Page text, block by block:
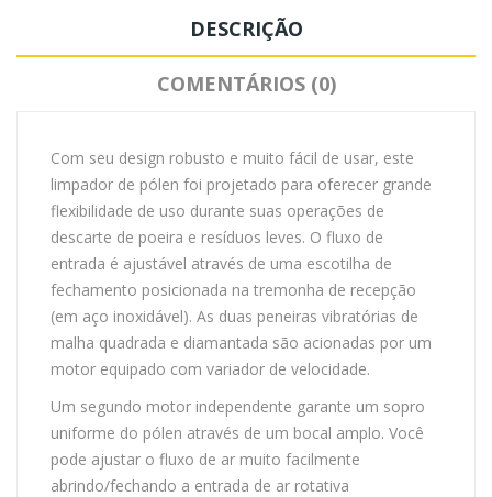
DESCRIÇÃO
COMENTÁRIOS (0)
Com seu design robusto e muito fácil de usar, este
limpador de pólen foi projetado para oferecer grande
flexibilidade de uso durante suas operações de
descarte de poeira e resíduos leves. O fluxo de
entrada é ajustável através de uma escotilha de
fechamento posicionada na tremonha de recepção
(em aço inoxidável). As duas peneiras vibratórias de
malha quadrada e diamantada são acionadas por um
motor equipado com variador de velocidade.
Um segundo motor independente garante um sopro
uniforme do pólen através de um bocal amplo. Você
pode ajustar o fluxo de ar muito facilmente
abrindo/fechando a entrada de ar rotativa